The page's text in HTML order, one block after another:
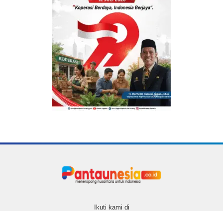
Ikuti kami di